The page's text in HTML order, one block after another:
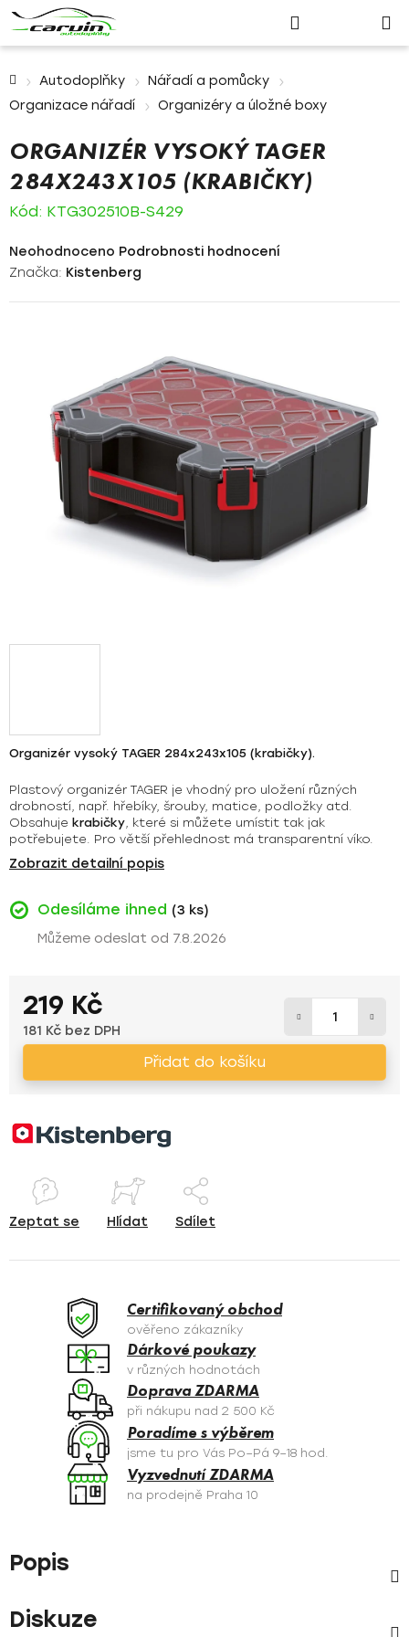
Přihlášení
košík
Autodoplňky
Nářadí a pomůcky
Organizace nářadí
Organizéry a úložné boxy
Organizér vysoký TAGER 284x243x105 (krabičky).
Plastový organizér TAGER je vhodný pro uložení různých
drobností, např. hřebíky, šrouby, matice, podložky atd.
Obsahuje krabičky, které si můžete umístit tak jak
potřebujete. Pro větší přehlednost má transparentní víko.
Zobrazit detailní popis
Odesíláme ihned (3 ks)
7.8.2026
219 Kč
181 Kč bez DPH
Přidat do košíku
Zeptat se Hlídat Sdílet
ORGANIZÉR VYSOKÝ TAGER
284X243X105 (KRABIČKY)
Kód: KTG302510B-S429
Průměrné
hodnocení
hvězdiček.
Neohodnoceno Podrobnosti hodnocení
Značka: Kistenberg
Certifikovaný obchod
ověřeno zákazníky
Dárkové poukazy
v různých hodnotách
Doprava ZDARMA
při nákupu nad 2 500 Kč
Poradíme s výběrem
jsme tu pro Vás Po–Pá 9–18 hod.
Vyzvednutí ZDARMA
na prodejně Praha 10
Popis
Diskuze